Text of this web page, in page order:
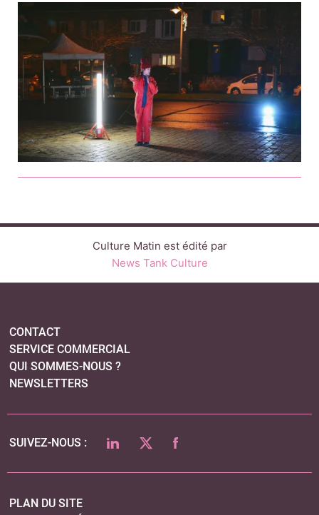
Culture Matin est édité par
News Tank Culture
CONTACT
SERVICE COMMERCIAL
QUI SOMMES-NOUS ?
NEWSLETTERS
SUIVEZ-NOUS : LINKEDINTWITTERFACEBOOK
PLAN DU SITE